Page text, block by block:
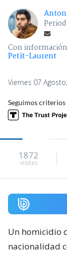
Con
Petit-Laurent
Viernes 07
Seguimos criterios
1872
visitas
Un homicidio
nacionalidad